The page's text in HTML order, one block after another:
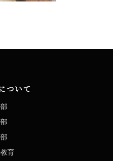
ついて
育